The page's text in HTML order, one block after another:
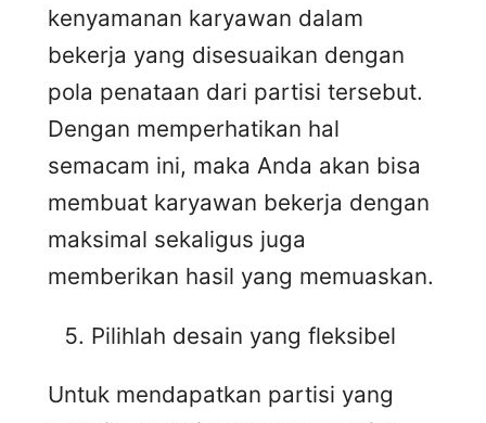
kenyamanan karyawan dalam
bekerja yang disesuaikan dengan
pola penataan dari partisi tersebut.
Dengan memperhatikan hal
semacam ini, maka Anda akan bisa
membuat karyawan bekerja dengan
maksimal sekaligus juga
memberikan hasil yang memuaskan.
Pilihlah desain yang fleksibel
Untuk mendapatkan partisi yang